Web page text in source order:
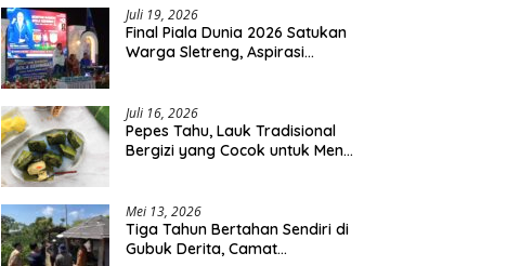
Juli 19, 2026
Final Piala Dunia 2026 Satukan
Warga Sletreng, Aspirasi
Juli 16, 2026
Pepes Tahu, Lauk Tradisional
Bergizi yang Cocok untuk Menu
Mei 13, 2026
Tiga Tahun Bertahan Sendiri di
Gubuk Derita, Camat